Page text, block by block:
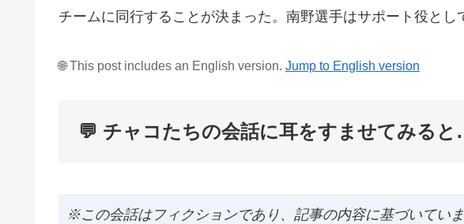
チームに同行することが決まった。南野選手はサポート役とし
🌐 This post includes an English version. Jump to English version
💬 チャコたちの会話に耳をすませてみる
※この会話はフィクションであり、記事の内容に基づいていま